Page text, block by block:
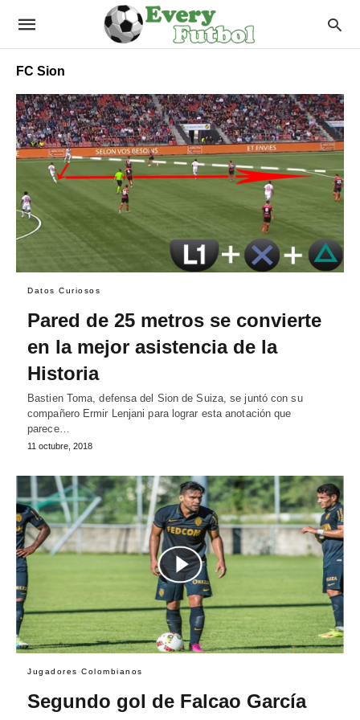
FC Sion
Datos Curiosos
Pared de 25 metros se convierte
en la mejor asistencia de la
Historia
Bastien Toma, defensa del Sion de Suiza, se juntó con su
compañero Ermir Lenjani para lograr esta anotación que
parece…
11 octubre, 2018
Jugadores Colombianos
Segundo gol de Falcao García